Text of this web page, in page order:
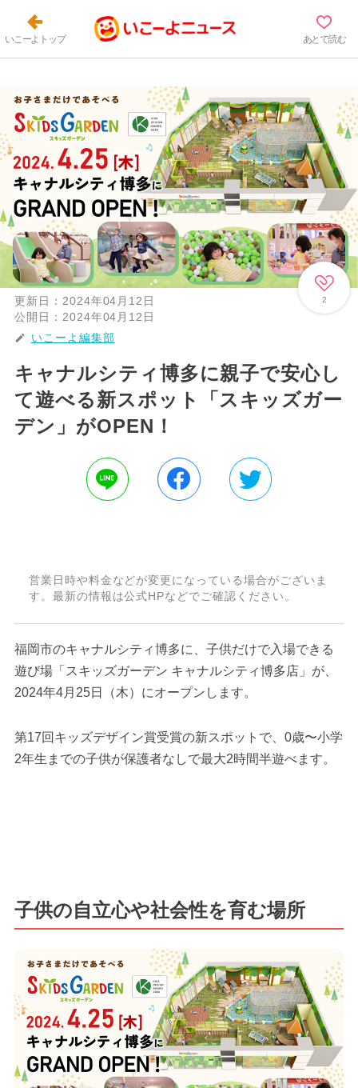
いこーよトップ あとで読む
2
更新日： 2024年04月12日
公開日： 2024年04月12日
いこーよ編集部
キャナルシティ博多に親子で安心し
て遊べる新スポット「スキッズガー
デン」がOPEN！
営業日時や料金などが変更になっている場合がございま
す。最新の情報は公式HPなどでご確認ください。
福岡市のキャナルシティ博多に、子供だけで入場できる
遊び場「スキッズガーデン キャナルシティ博多店」が、
2024年4月25日（木）にオープンします。
第17回キッズデザイン賞受賞の新スポットで、0歳〜小学
2年生までの子供が保護者なしで最大2時間半遊べます。
子供の自立心や社会性を育む場所